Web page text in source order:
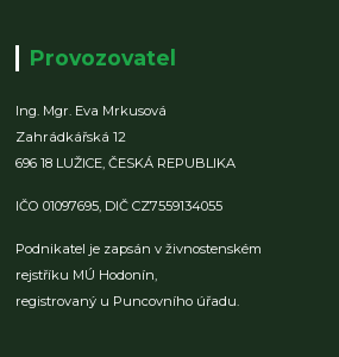
Provozovatel
Ing. Mgr. Eva Mrkusová
Zahrádkářská 12
696 18 LUŽICE,ČESKÁ REPUBLIKA
IČO 01097695, DIČ CZ7559134055
Podnikatel je zapsán v živnostenském
rejstříku MÚ Hodonín,
registrovaný u Puncovního úřadu.